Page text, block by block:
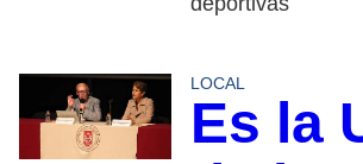
LOCAL
Es la